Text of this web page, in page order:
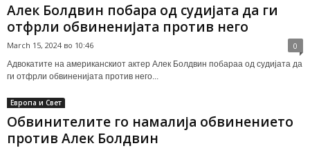
Алек Болдвин побара од судијата да ги
отфрли обвиненијата против него
March 15, 2024 во 10:46 0
Адвокатите на американскиот актер Алек Болдвин побараа од судијата да
ги отфрли обвиненијата против него...
Европа и Свет
Обвинителите го намалија обвинението
против Алек Болдвин